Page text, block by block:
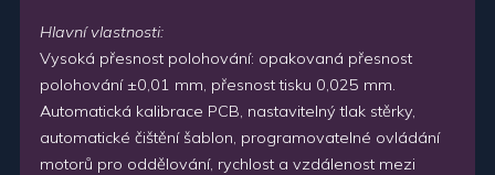
Hlavní vlastnosti:
Vysoká přesnost polohování: opakovaná přesnost
polohování ±0,01 mm, přesnost tisku 0,025 mm.
Automatická kalibrace PCB, nastavitelný tlak stěrky,
automatické čištění šablon, programovatelné ovládání
motorů pro oddělování, rychlost a vzdálenost mezi